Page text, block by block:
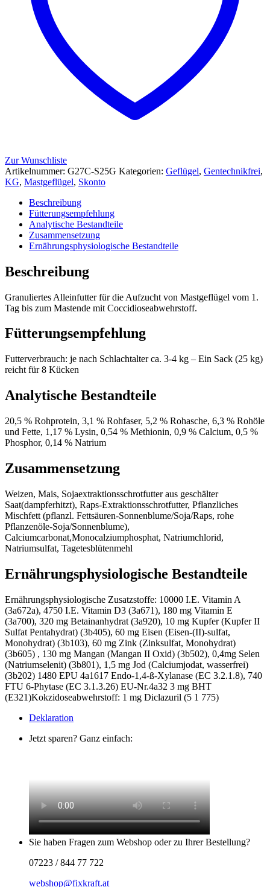
Zur Wunschliste
Artikelnummer: G27C-S25G Kategorien: Geflügel, Gentechnikfrei,
KG, Mastgeflügel, Skonto
Beschreibung
Fütterungsempfehlung
Analytische Bestandteile
Zusammensetzung
Ernährungsphysiologische Bestandteile
Beschreibung
Granuliertes Alleinfutter für die Aufzucht von Mastgeflügel vom 1.
Tag bis zum Mastende mit Coccidioseabwehrstoff.
Fütterungsempfehlung
Futterverbrauch: je nach Schlachtalter ca. 3-4 kg – Ein Sack (25 kg)
reicht für 8 Kücken
Analytische Bestandteile
20,5 % Rohprotein, 3,1 % Rohfaser, 5,2 % Rohasche, 6,3 % Rohöle
und Fette, 1,17 % Lysin, 0,54 % Methionin, 0,9 % Calcium, 0,5 %
Phosphor, 0,14 % Natrium
Zusammensetzung
Weizen, Mais, Sojaextraktionsschrotfutter aus geschälter
Saat(dampferhitzt), Raps-Extraktionsschrotfutter, Pflanzliches
Mischfett (pflanzl. Fettsäuren-Sonnenblume/Soja/Raps, rohe
Pflanzenöle-Soja/Sonnenblume),
Calciumcarbonat,Monocalziumphosphat, Natriumchlorid,
Natriumsulfat, Tagetesblütenmehl
Ernährungsphysiologische Bestandteile
Ernährungsphysiologische Zusatzstoffe: 10000 I.E. Vitamin A
(3a672a), 4750 I.E. Vitamin D3 (3a671), 180 mg Vitamin E
(3a700), 320 mg Betainanhydrat (3a920), 10 mg Kupfer (Kupfer II
Sulfat Pentahydrat) (3b405), 60 mg Eisen (Eisen-(II)-sulfat,
Monohydrat) (3b103), 60 mg Zink (Zinksulfat, Monohydrat)
(3b605) , 130 mg Mangan (Mangan II Oxid) (3b502), 0,4mg Selen
(Natriumselenit) (3b801), 1,5 mg Jod (Calciumjodat, wasserfrei)
(3b202) 1480 EPU 4a1617 Endo-1,4-ß-Xylanase (EC 3.2.1.8), 740
FTU 6-Phytase (EC 3.1.3.26) EU-Nr.4a32 3 mg BHT
(E321)Kokzidoseabwehrstoff: 1 mg Diclazuril (5 1 775)
Deklaration
Jetzt sparen? Ganz einfach:
Sie haben Fragen zum Webshop oder zu Ihrer Bestellung?
07223 / 844 77 722
webshop@fixkraft.at